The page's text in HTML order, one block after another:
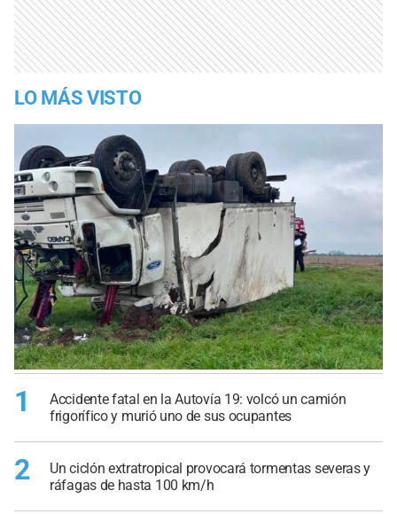
LO MÁS VISTO
1
Accidente fatal en la Autovía 19: volcó un camión
frigorífico y murió uno de sus ocupantes
2
Un ciclón extratropical provocará tormentas severas y
ráfagas de hasta 100 km/h